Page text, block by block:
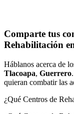
Comparte tus
Rehabilitación
Háblanos acerca de
Tlacoapa, Guerrero
quieran combatir las
¿Qué Centros de